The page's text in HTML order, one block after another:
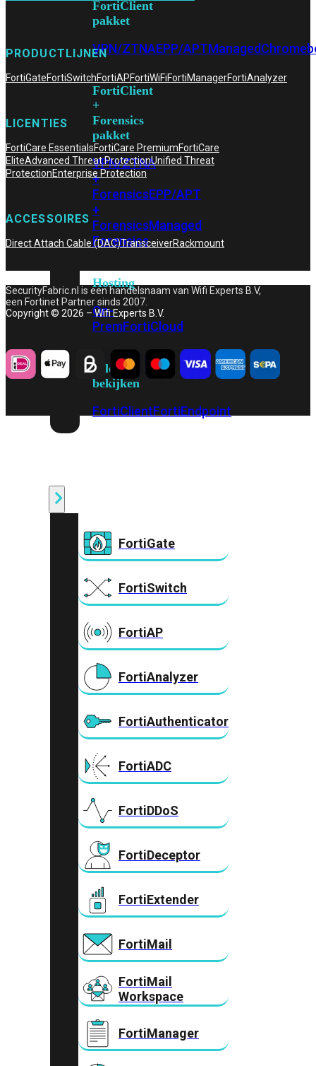
FortiClient
pakket
VPN/ZTNAEPP/APTManaged
FortiClient
+
Forensics
pakket
VPN/ZTNA
+
ForensicsEPP/APT
+
ForensicsManaged
Forensics
Hosting
On-
PremFortiCloud
Alles
bekijken
FortiClientFortiEndpoint
FortiGate
FortiSwitch
FortiAP
FortiAnalyzer
FortiAuthenticator
FortiADC
FortiDDoS
FortiDeceptor
FortiExtender
FortiMail
FortiMail
Workspace
FortiManager
PRODUCTLIJNEN
FortiGateFortiSwitchFortiAPFortiWiFiFortiManagerFortiAnalyzer
LICENTIES
FortiCare EssentialsFortiCare PremiumFortiCare
EliteAdvanced Threat ProtectionUnified Threat
ProtectionEnterprise Protection
ACCESSOIRES
Direct Attach Cable (DAC)TransceiverRackmount
SecurityFabric.nl is een handelsnaam van Wifi Experts B.V,
een Fortinet Partner sinds 2007.
Copyright © 2026 – Wifi Experts B.V.